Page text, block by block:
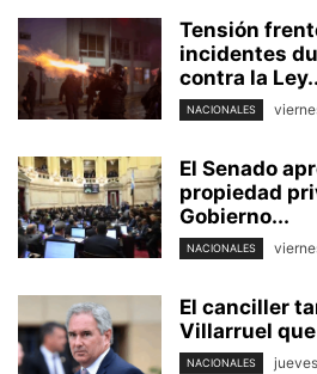
Tensión
incidentes
contra la
NACIONALES
El Senado
propiedad
Gobierno...
NACIONALES
El canciller
Villarruel que
NACIONALES